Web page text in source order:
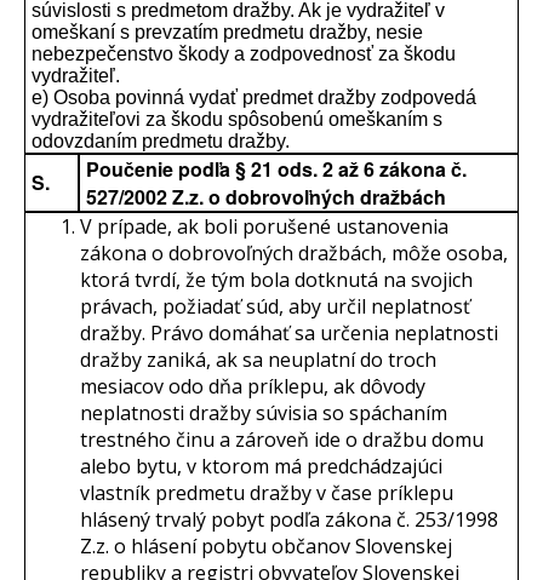
súvislosti s predmetom dražby. Ak je vydražiteľ v
omeškaní s prevzatím predmetu dražby, nesie
nebezpečenstvo škody a zodpovednosť za škodu
vydražiteľ.
e) Osoba povinná vydať predmet dražby zodpovedá
vydražiteľovi za škodu spôsobenú omeškaním s
odovzdaním predmetu dražby.
S.
Poučenie podľa § 21 ods. 2 až 6 zákona č.
527/2002 Z.z. o dobrovoľných dražbách
V prípade, ak boli porušené ustanovenia
zákona o dobrovoľných dražbách, môže osoba,
ktorá tvrdí, že tým bola dotknutá na svojich
právach, požiadať súd, aby určil neplatnosť
dražby. Právo domáhať sa určenia neplatnosti
dražby zaniká, ak sa neuplatní do troch
mesiacov odo dňa príklepu, ak dôvody
neplatnosti dražby súvisia so spáchaním
trestného činu a zároveň ide o dražbu domu
alebo bytu, v ktorom má predchádzajúci
vlastník predmetu dražby v čase príklepu
hlásený trvalý pobyt podľa zákona č. 253/1998
Z.z. o hlásení pobytu občanov Slovenskej
republiky a registri obyvateľov Slovenskej